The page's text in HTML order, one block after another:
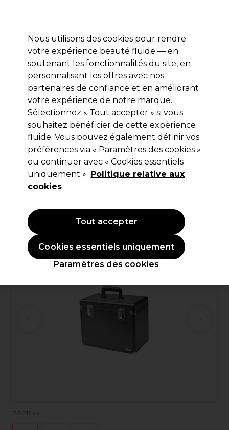
Se connecter
Marques Bons plans Coiffure Electro et Matériel
Livraison et délais
lire la suite
Sibel
Sibel Valise Vanity Strass pour
cheveux
(3)
62,96 €89,95 €
P001244
Nous utilisons des cookies pour rendre
votre expérience beauté fluide — en
soutenant les fonctionnalités du site, en
personnalisant les offres avec nos
partenaires de confiance et en améliorant
votre expérience de notre marque.
Sélectionnez « Tout accepter » si vous
souhaitez bénéficier de cette expérience
fluide. Vous pouvez également définir vos
préférences via « Paramètres des cookies »
ou continuer avec « Cookies essentiels
uniquement ». Politique relative aux
cookies
Paramètres des cookies
Cookies essentiels uniquement
Tout accepter